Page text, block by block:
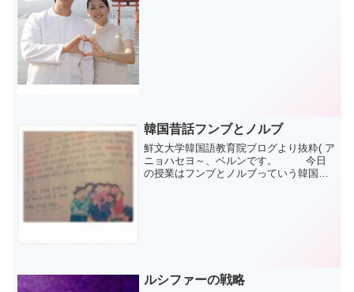
韓国昔話フンブとノルブ
鮮文大学韓国語教育院ブログより抜粋( ア
ニョハセヨ～、ベルンです。 今日
の授業はフンブとノルブっていう韓国昔
ルシファーの戦略